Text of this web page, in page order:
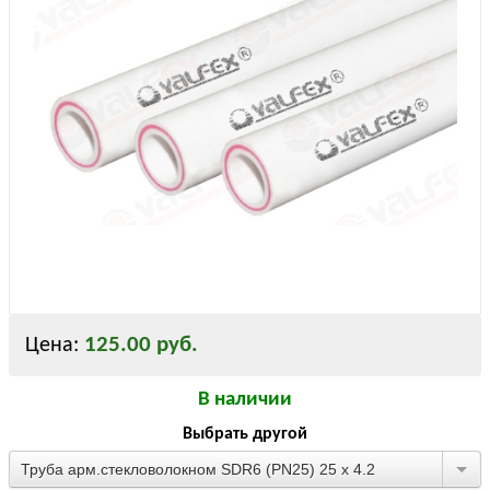
Цена: 125.00 руб.
В наличии
Выбрать другой
Труба арм.стекловолокном SDR6 (PN25) 25 х 4.2